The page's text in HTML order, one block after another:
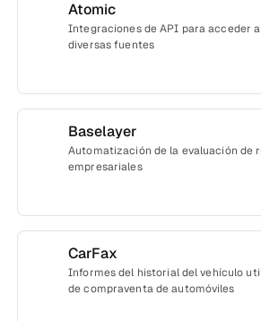
Atomic
Integraciones de API para acceder
diversas fuentes
Baselayer
Automatización de la evaluación de
empresariales
Informes del historial del vehículo
de compraventa de automóviles